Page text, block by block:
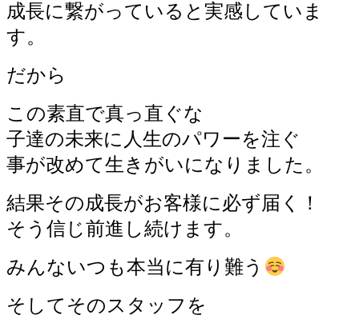
成長に繋がっていると実感していま
す。
だから
この素直で真っ直ぐな
子達の未来に人生のパワーを注ぐ
事が改めて生きがいになりました。
結果その成長がお客様に必ず届く！
そう信じ前進し続けます。
みんないつも本当に有り難う
そしてそのスタッフを